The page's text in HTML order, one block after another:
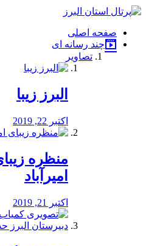
فصد
شرق
تهران
خشکشویی
صفحه اصلی
چند رسانه ای
تصاویر
البرز زیبا
اکتبر 22, 2019
منظره‌‌
امیرآباد
اکتبر 21, 2019